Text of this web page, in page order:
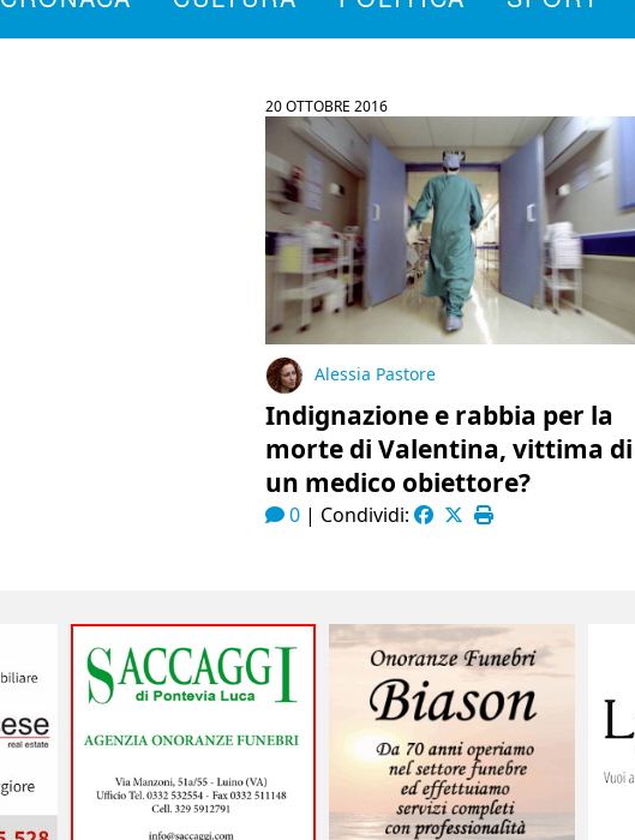
20 OTTOBRE 2016
Alessia Pastore
Indignazione e rabbia per la
morte di Valentina, vittima di
un medico obiettore?
0 | Condividi: